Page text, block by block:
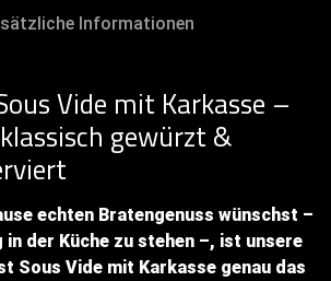
Informationen
Vide mit Karkasse –
gewürzt &
echten Bratengenuss wünschst –
in der Küche zu stehen –, ist unsere
Sous Vide mit Karkasse genau das